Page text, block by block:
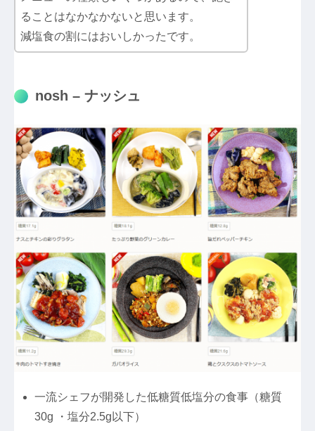
ることはなかなかないと思います。
減塩食の割にはおいしかったです。
nosh – ナッシュ
一流シェフが開発した低糖質低塩分の食事（糖質
30g ・塩分2.5g以下）